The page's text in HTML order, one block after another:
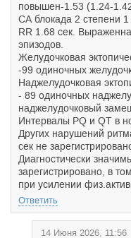
повышен-1.53 (1.24-
СА блокада 2 степени
RR 1.68 сек.
эпизодов.
Желудочковая
-99 одиночных
Наджелудочковая
- 89 одиночных
наджелудочковый
Интервалы PQ и QT в
Других нарушений
сек не
Диагностически
зарегистрировано, в
при усилении
Ответить
14 Июня 2026, 11:56